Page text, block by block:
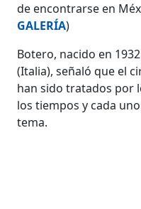
de encontrarse en
GALERÍA)
Botero, nacido en
(Italia), señaló que el
han sido tratados por
los tiempos y cada
tema.